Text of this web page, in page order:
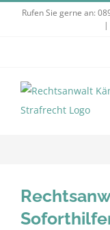
Rufen Sie gerne an:
|